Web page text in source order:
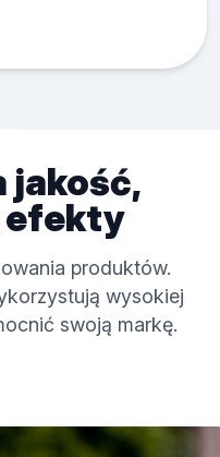
jakość,
efekty
produktów.
wysokiej
swoją markę.